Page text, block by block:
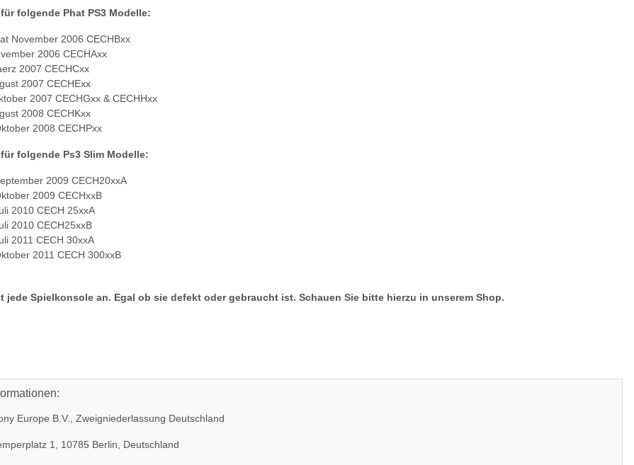
folgende Phat PS3 Modelle:
November 2006 CECHBxx
2006 CECHAxx
2007 CECHCxx
2007 CECHExx
2007 CECHGxx & CECHHxx
2008 CECHKxx
2008 CECHPxx
folgende Ps3 Slim Modelle:
2009 CECH20xxA
2009 CECHxxB
2010 CECH 25xxA
2010 CECH25xxB
2011 CECH 30xxA
2011 CECH 300xxB
jede Spielkonsole an. Egal ob sie defekt oder gebraucht ist. Schauen Sie bitte hierzu in unserem Shop.
Europe B.V., Zweigniederlassung Deutschland
1, 10785 Berlin, Deutschland